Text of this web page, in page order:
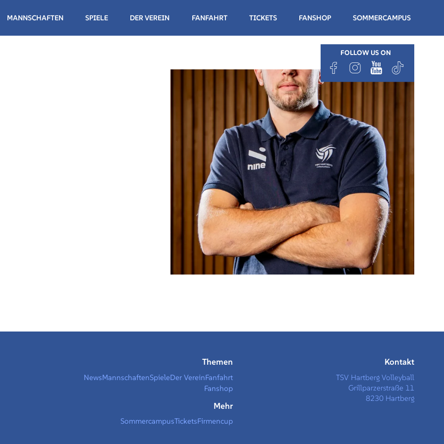
FOLLOW US ON
MANNSCHAFTEN SPIELE DER VEREIN FANFAHRT TICKETS FANSHOP SOMMERCAMPUS
Themen
NewsMannschaftenSpieleDer VereinFanfahrt
Fanshop
Mehr
SommercampusTicketsFirmencup
Kontakt
TSV Hartberg Volleyball
Grillparzerstraße 11
8230 Hartberg